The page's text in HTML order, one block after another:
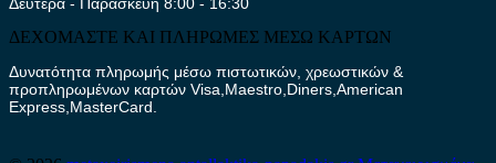
ΔΕΧΟΜΑΣΤΕ ΚΑΙ ΠΛΗΡΩΜΕΣ ΜΕΣΩ ΚΑΡΤΩΝ
Δυνατότητα πληρωμής μέσω πιστωτικών, χρεωστικών &
προπληρωμένων καρτών Visa,Maestro,Diners,American
Express,MasterCard.